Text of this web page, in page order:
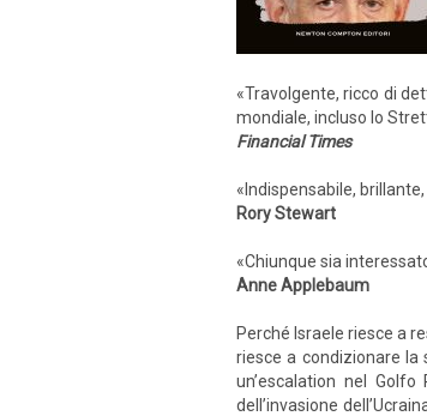
«Travolgente, ricco di
mondiale, incluso lo
Financial Times
«Indispensabile,
Rory Stewart
«Chiunque sia
Anne Applebaum
Perché Israele riesce a
riesce a condizionare la
un’escalation nel
dell’invasione